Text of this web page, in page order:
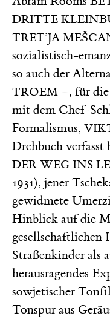
DRITTE
TRET’JA
sozialistisch-
so auch der
TROEM –, für
mit dem Chef-
Formalismus,
Drehbuch
DER WEG INS
1931), jener
gewidmete
Hinblick auf die
gesellschaftlichen
Straßenkinder als
herausragendes
sowjetischer
Tonspur aus